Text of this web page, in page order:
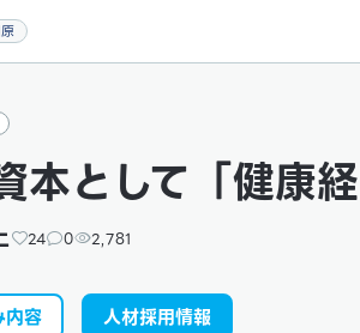
本として「健康
24 0 2,781
容 人材採用情報